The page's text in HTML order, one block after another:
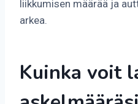
liikkumisen määrää ja
arkea.
Kuinka voit